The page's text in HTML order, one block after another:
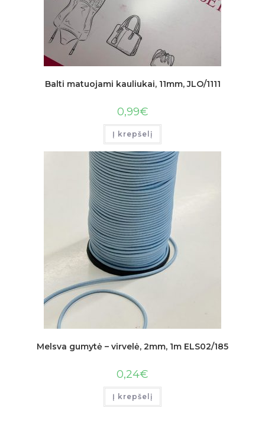
Balti matuojami kauliukai, 11mm, JLO/1111
0,99€
Į krepšelį
Melsva gumytė – virvelė, 2mm, 1m ELS02/185
0,24€
Į krepšelį